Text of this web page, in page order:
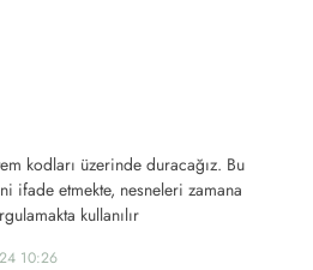
kodları üzerinde duracağız. Bu
ifade etmekte, nesneleri zamana
kullanılır
10:26